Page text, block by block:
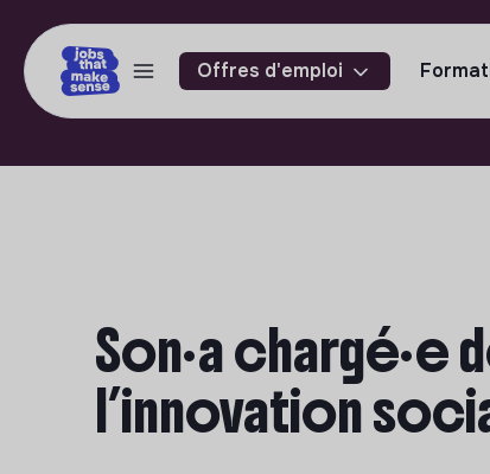
Offres d'emploi
Son·a
l’innovation